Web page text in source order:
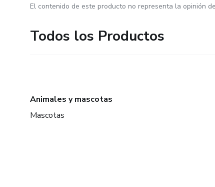
El contenido de este producto no representa la opinión
Todos los Productos
Animales y mascotas
Mascotas